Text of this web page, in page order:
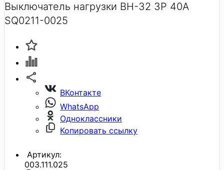
Выключатель нагрузки ВН-32 3P 40А
SQ0211-0025
ВКонтакте
WhatsApp
Одноклассники
Копировать ссылку
Артикул:
003.111.025